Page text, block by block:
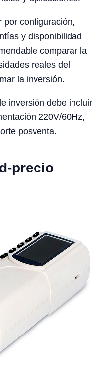
por configuración,
y disponibilidad
comparar la
reales del
la inversión.
inversión debe incluir
220V/60Hz,
posventa.
precio